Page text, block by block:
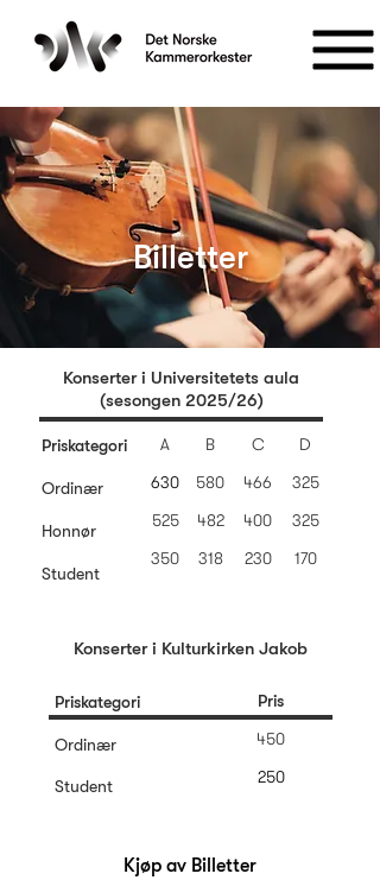
Billetter
Konserter i Universitetets aula
(sesongen 2025/26)
Priskategori
Ordinær
Honnør
Student
A
630
525
350
B
580
482
318
C
466
400
230
D
325
325
170
Konserter i Kulturkirken Jakob
Priskategori
Ordinær
Student
Pris
450
250
Kjøp av Billetter